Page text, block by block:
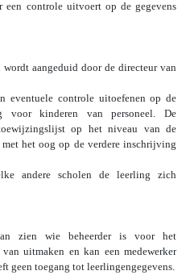
een controle uitvoert op de gegevens
wordt aangeduid door de directeur van
eventuele controle uitoefenen op de
voor kinderen van personeel. De
op het niveau van de
het oog op de verdere inschrijving
andere scholen de leerling zich
zien wie beheerder is voor het
uitmaken en kan een medewerker
geen toegang tot leerlingengegevens.